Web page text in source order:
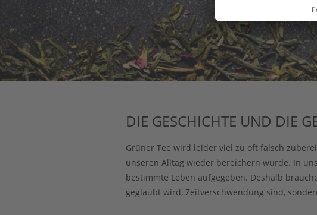
DIE GESCHICHTE UND DIE
Grüner Tee wird leider viel zu oft falsch
unseren Alltag wieder bereichern würde. In
bestimmte Leben aufgegeben. Deshalb
geglaubt wird, Zeitverschwendung sind,